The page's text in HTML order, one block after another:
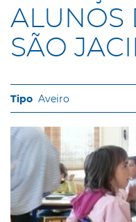
ALUNOS
SÃO
Aveiro